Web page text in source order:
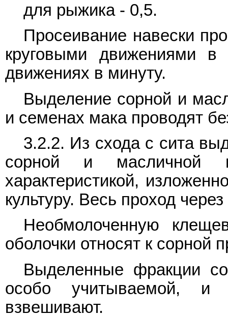
для рыжика - 0,5.
Просеивание навески
круговыми движениями
движениях в минуту.
Выделение сорной и
и семенах мака проводят
3.2.2. Из схода с сита
сорной и масличной
характеристикой,
культуру. Весь проход
Необмолоченную
оболочки относят к сорной
Выделенные фракции
особо учитываемой, и
взвешивают.